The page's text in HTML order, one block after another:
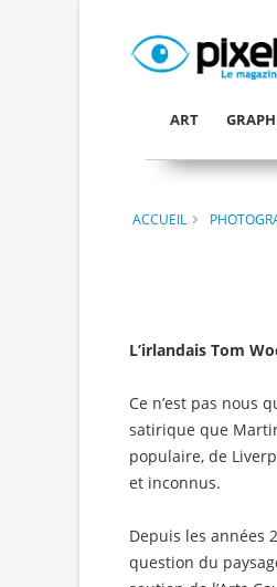
ART
ACCUEIL
L’irlandais Tom
Ce n’est pas nous
satirique que
populaire, de
et inconnus.
Depuis les années
question du